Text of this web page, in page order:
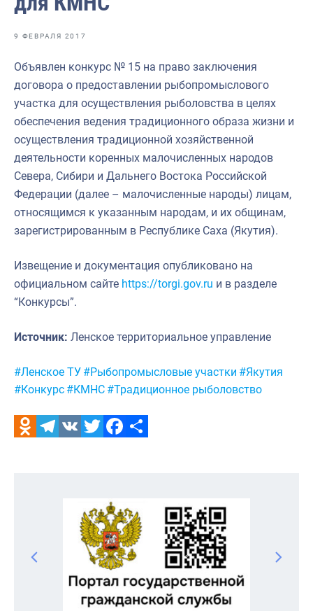
Отраслевые СМИ
Выставки и конференции
Научно-практическая литература
Рыбоохрана России
Инфографика
Укрепление духовно-нравственных ценностей
События в России и мире
9 ФЕВРАЛЯ 2017
Объявлен конкурс № 15 на право заключения
договора о предоставлении рыбопромыслового
участка для осуществления рыболовства в целях
обеспечения ведения традиционного образа жизни и
осуществления традиционной хозяйственной
деятельности коренных малочисленных народов
Севера, Сибири и Дальнего Востока Российской
Федерации (далее – малочисленные народы) лицам,
относящимся к указанным народам, и их общинам,
зарегистрированным в Республике Саха (Якутия).
Извещение и документация опубликовано на
официальном сайте https://torgi.gov.ru и в разделе
“Конкурсы”.
Источник: Ленское территориальное управление
Метки:
#Ленское ТУ #Рыбопромысловые участки #Якутия
#Конкурс #КМНС #Традиционное рыболовство